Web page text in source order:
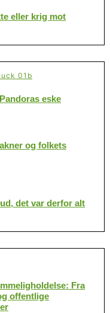
eller krig mot
eske
og folkets
det var derfor alt
Fra
offentlige